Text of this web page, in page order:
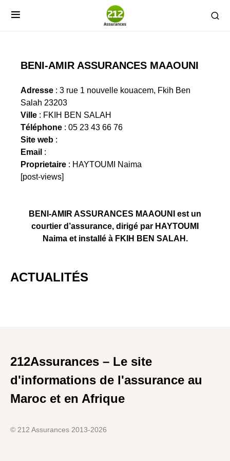
BENI-AMIR ASSURANCES MAAOUNI
Adresse : 3 rue 1 nouvelle kouacem, Fkih Ben
Salah 23203
Ville : FKIH BEN SALAH
Téléphone : 05 23 43 66 76
Site web :
Email :
Proprietaire : HAYTOUMI Naima
[post-views]
BENI-AMIR ASSURANCES MAAOUNI est un
courtier d’assurance, dirigé par HAYTOUMI
Naima et installé à FKIH BEN SALAH.
ACTUALITÉS
212Assurances – Le site
d'informations de l'assurance au
Maroc et en Afrique
© 212 Assurances 2013-2026